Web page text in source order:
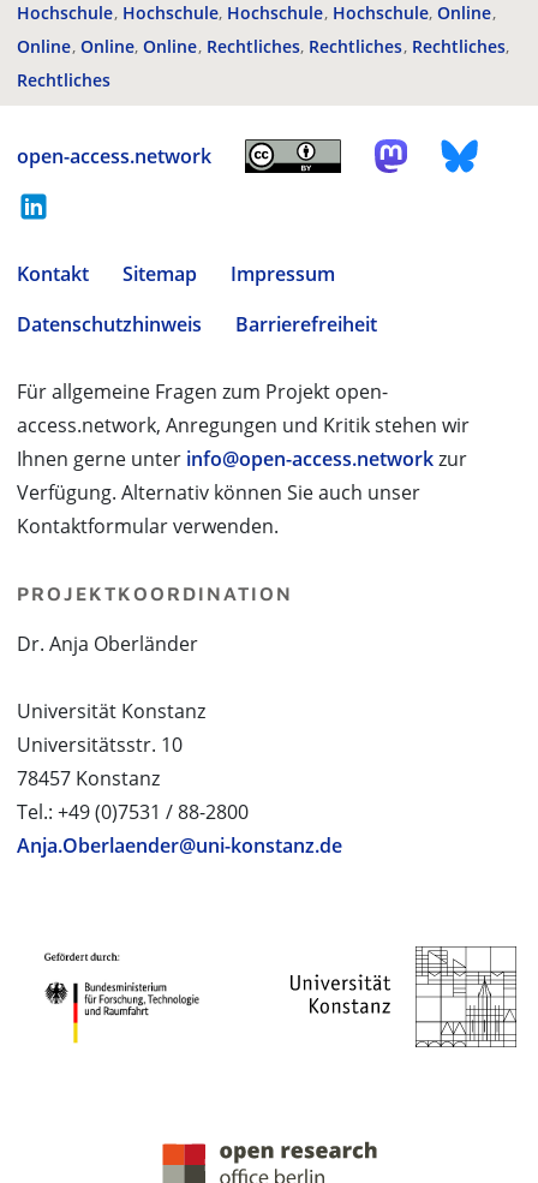
Hochschule Hochschule Hochschule Hochschule Online
Online Online Online Rechtliches Rechtliches Rechtliches
Rechtliches
open-access.network
Kontakt Sitemap
Impressum
Datenschutzhinweis
Barrierefreiheit
Für allgemeine Fragen zum Projekt open-
access.network, Anregungen und Kritik stehen wir
Ihnen gerne unter info@open-access.networkzur
Verfügung. Alternativ können Sie auch unser
Kontaktformular verwenden.
PROJEKTKOORDINATION
Dr. Anja Oberländer
Universität Konstanz
Universitätsstr. 10
78457 Konstanz
Tel.: +49 (0)7531 / 88-2800
Anja.Oberlaender@uni-konstanz.de